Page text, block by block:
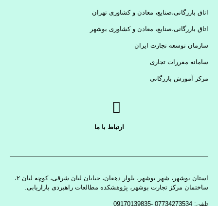
اتاق بازرگانی،صنایع، معادن و کشاوری تهران
اتاق بازرگانی،صنایع، معادن و کشاوری بوشهر
سازمان توسعه تجارت ایران
سامانه مقررات تجاری
مرکز آموزش بازرگانی
ارتباط با ما
استان بوشهر، شهر بوشهر، بلوار دهقان، خیابان لیان شرقی، کوچه لیان ۲،
ساختمان مرکز تجارت بوشهر، پژوهشکده مطالعات راهبردی بازاریابی.
تلفن: 07734273534 -09170139835